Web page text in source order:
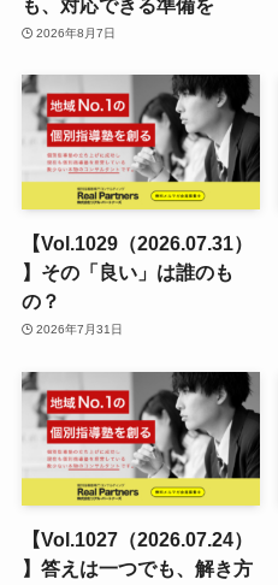
も、対応できる準備を
2026年8月7日
【Vol.1029（2026.07.31）
】その「良い」は誰のも
の？
2026年7月31日
【Vol.1027（2026.07.24）
】答えは一つでも、解き方